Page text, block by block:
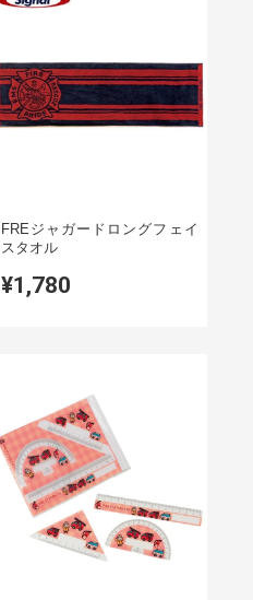
FREジャガードロングフェイ
スタオル
¥1,780